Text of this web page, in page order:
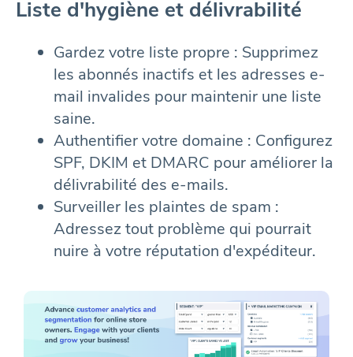
Liste d'hygiène et délivrabilité
Gardez votre liste propre : Supprimez
les abonnés inactifs et les adresses e-
mail invalides pour maintenir une liste
saine.
Authentifier votre domaine : Configurez
SPF, DKIM et DMARC pour améliorer la
délivrabilité des e-mails.
Surveiller les plaintes de spam :
Adressez tout problème qui pourrait
nuire à votre réputation d'expéditeur.